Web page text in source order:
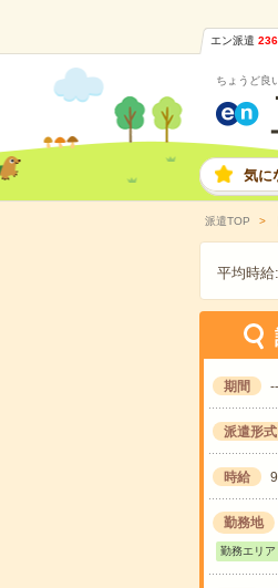
エン派遣
ちょうど良
気に
派遣TOP
平均時給:
期間
派遣形式
時給
勤務地
勤務エリア